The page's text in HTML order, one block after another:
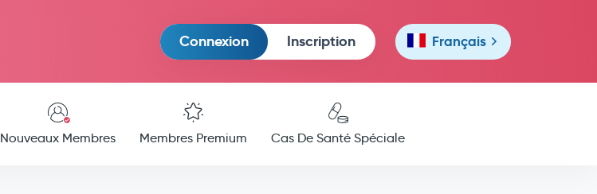
Connexion Inscription Français
Nouveaux Membres Membres Premium Cas De Santé Spéciale